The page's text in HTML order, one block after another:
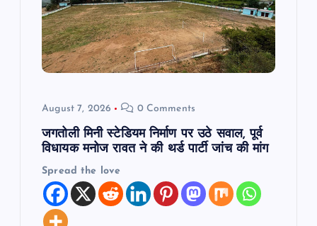
August 7, 2026 0 Comments
जगतोली मिनी स्टेडियम निर्माण पर उठे सवाल, पूर्व
विधायक मनोज रावत ने की थर्ड पार्टी जांच की मांग
Spread the love